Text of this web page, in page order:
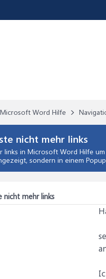
Microsoft Word Hilfe
nicht mehr links
links in Microsoft Word Hilfe
sondern in einem
nicht mehr links